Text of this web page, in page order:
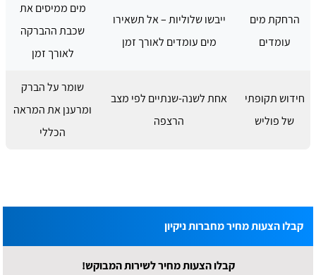
הרחקת מים
עומדים
ייבשו שלוליות – אל תשאירו
מים עומדים לאורך זמן
מים ממיסים את
שכבת ההברקה
לאורך זמן
חידוש תקופתי
של פוליש
אחת לשנה-שנתיים לפי מצב
הרצפה
שומר על הברק
ומרענן את המראה
הכללי
קבלו הצעות מחיר מחברות ניקיון
קבלו הצעות מחיר לשירות המבוקש!